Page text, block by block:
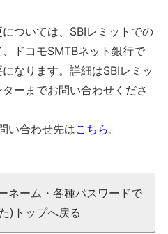
ついては、SBIレミットでの
ドコモSMTBネット銀行で
なります。詳細はSBIレミッ
ターまでお問い合わせくださ
い合わせ先はこちら。
ネーム・各種パスワードで
)トップへ戻る